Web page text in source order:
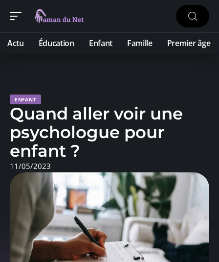
Actu Éducation Enfant Famille Premier âge
ENFANT
Quand aller voir une
psychologue pour
enfant ?
11/05/2023